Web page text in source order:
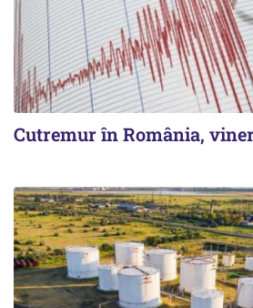
Cutremur în România,